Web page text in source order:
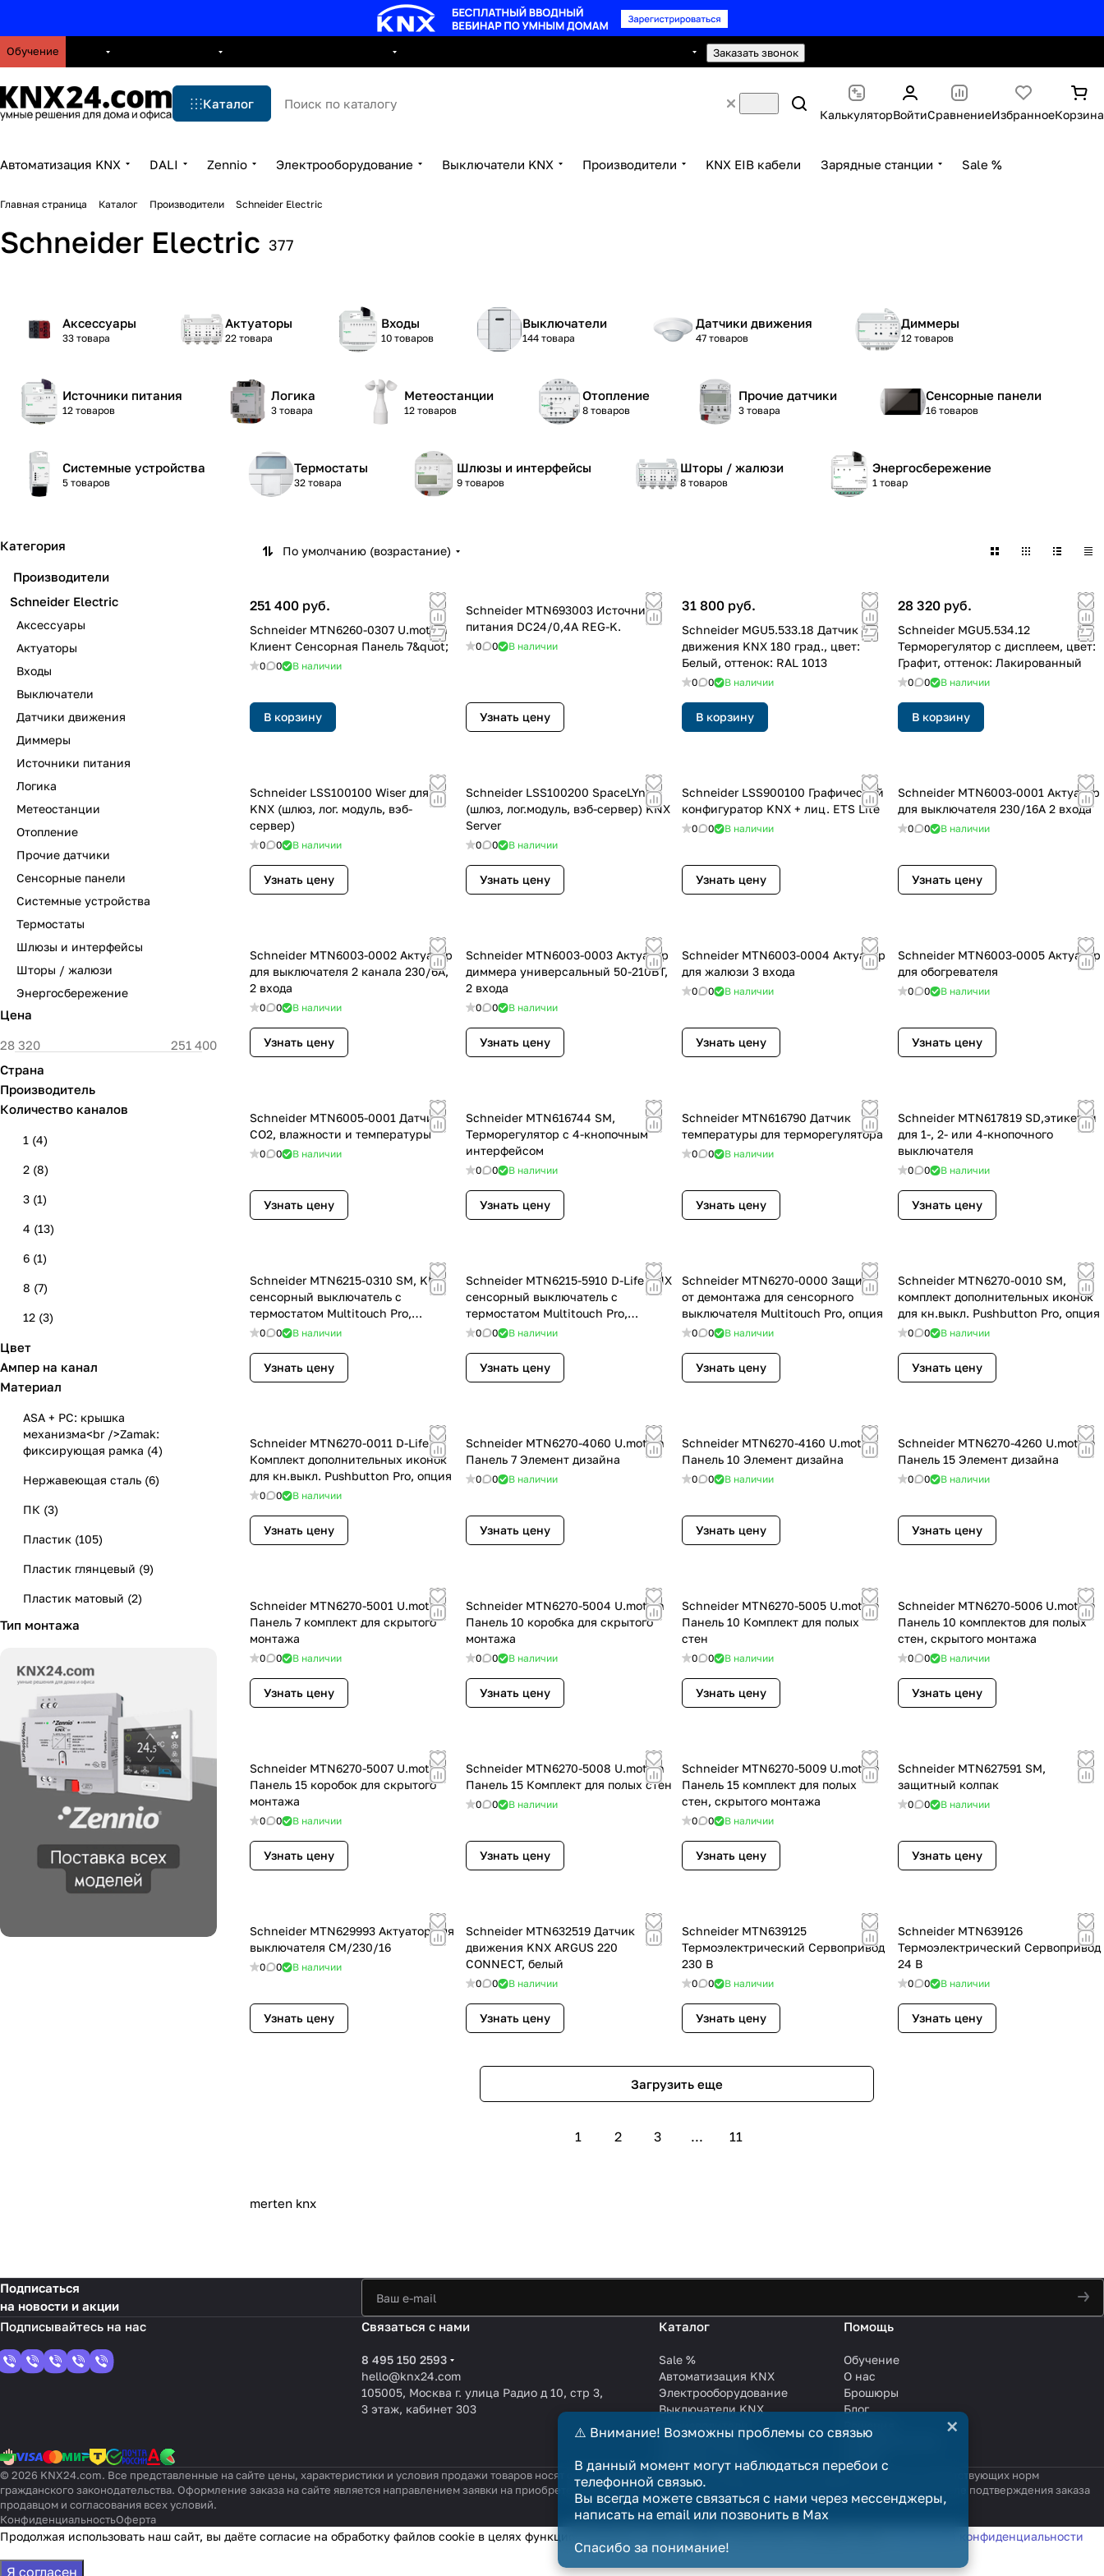
Обучение Заказать звонок
Каталог
КалькуляторВойтиСравнениеИзбранноеКорзина
Автоматизация KNX DALI Zennio Электрооборудование Выключатели KNX Производители KNX EIB кабели Зарядные станции Sale %
Главная страница Каталог Производители Schneider Electric
Schneider Electric 377
Аксессуары
33 товара
Актуаторы
22 товара
Входы
10 товаров
Выключатели
144 товара
Датчики движения
47 товаров
Диммеры
12 товаров
Источники питания
12 товаров
Логика
3 товара
Метеостанции
12 товаров
Отопление
8 товаров
Прочие датчики
3 товара
Сенсорные панели
16 товаров
Системные устройства
5 товаров
Термостаты
32 товара
Шлюзы и интерфейсы
9 товаров
Шторы / жалюзи
8 товаров
Энергосбережение
1 товар
По умолчанию (возрастание)
251 400 руб.
Schneider MTN6260-0307 U.motion
Клиент Сенсорная Панель 7&quot;
0 0 В наличии
В корзину
Schneider MTN693003 Источник
питания DC24/0,4A REG-K.
0 0 В наличии
Узнать цену
31 800 руб.
Schneider MGU5.533.18 Датчик
движения KNX 180 град., цвет:
Белый, оттенок: RAL 1013
0 0 В наличии
В корзину
28 320 руб.
Schneider MGU5.534.12
Терморегулятор с дисплеем, цвет:
Графит, оттенок: Лакированный
0 0 В наличии
В корзину
Schneider LSS100100 Wiser для
KNX (шлюз, лог. модуль, вэб-
сервер)
0 0 В наличии
Узнать цену
Schneider LSS100200 SpaceLYnk
(шлюз, лог.модуль, вэб-сервер) KNX
Server
0 0 В наличии
Узнать цену
Schneider LSS900100 Графический
конфигуратор KNX + лиц. ETS Lite
0 0 В наличии
Узнать цену
Schneider MTN6003-0001 Актуатор
для выключателя 230/16А 2 входа
0 0 В наличии
Узнать цену
Schneider MTN6003-0002 Актуатор
для выключателя 2 канала 230/6А,
2 входа
0 0 В наличии
Узнать цену
Schneider MTN6003-0003 Актуатор
диммера универсальный 50-210ВТ,
2 входа
0 0 В наличии
Узнать цену
Schneider MTN6003-0004 Актуатор
для жалюзи 3 входа
0 0 В наличии
Узнать цену
Schneider MTN6003-0005 Актуатор
для обогревателя
0 0 В наличии
Узнать цену
Schneider MTN6005-0001 Датчик
СО2, влажности и температуры
0 0 В наличии
Узнать цену
Schneider MTN616744 SM,
Терморегулятор с 4-кнопочным
интерфейсом
0 0 В наличии
Узнать цену
Schneider MTN616790 Датчик
температуры для терморегулятора
0 0 В наличии
Узнать цену
Schneider MTN617819 SD,этикетки
для 1-, 2- или 4-кнопочного
выключателя
0 0 В наличии
Узнать цену
Schneider MTN6215-0310 SM, KNX
сенсорный выключатель с
термостатом Multitouch Pro,
чёрный
0 0 В наличии
Узнать цену
Schneider MTN6215-5910 D-Life KNX
сенсорный выключатель с
термостатом Multitouch Pro,
черный
0 0 В наличии
Узнать цену
Schneider MTN6270-0000 Защита
от демонтажа для сенсорного
выключателя Multitouch Pro, опция
0 0 В наличии
Узнать цену
Schneider MTN6270-0010 SM,
комплект дополнительных иконок
для кн.выкл. Pushbutton Pro, опция
0 0 В наличии
Узнать цену
Schneider MTN6270-0011 D-Life
Комплект дополнительных иконок
для кн.выкл. Pushbutton Pro, опция
0 0 В наличии
Узнать цену
Schneider MTN6270-4060 U.motion
Панель 7 Элемент дизайна
0 0 В наличии
Узнать цену
Schneider MTN6270-4160 U.motion
Панель 10 Элемент дизайна
0 0 В наличии
Узнать цену
Schneider MTN6270-4260 U.motion
Панель 15 Элемент дизайна
0 0 В наличии
Узнать цену
Schneider MTN6270-5001 U.motion
Панель 7 комплект для скрытого
монтажа
0 0 В наличии
Узнать цену
Schneider MTN6270-5004 U.motion
Панель 10 коробка для скрытого
монтажа
0 0 В наличии
Узнать цену
Schneider MTN6270-5005 U.motion
Панель 10 Комплект для полых
стен
0 0 В наличии
Узнать цену
Schneider MTN6270-5006 U.motion
Панель 10 комплектов для полых
стен, скрытого монтажа
0 0 В наличии
Узнать цену
Schneider MTN6270-5007 U.motion
Панель 15 коробок для скрытого
монтажа
0 0 В наличии
Узнать цену
Schneider MTN6270-5008 U.motion
Панель 15 Комплект для полых стен
0 0 В наличии
Узнать цену
Schneider MTN6270-5009 U.motion
Панель 15 комплект для полых
стен, скрытого монтажа
0 0 В наличии
Узнать цену
Schneider MTN627591 SM,
защитный колпак
0 0 В наличии
Узнать цену
Schneider MTN629993 Актуатор для
выключателя СМ/230/16
0 0 В наличии
Узнать цену
Schneider MTN632519 Датчик
движения KNX ARGUS 220
CONNECT, белый
0 0 В наличии
Узнать цену
Schneider MTN639125
Термоэлектрический Сервопривод
230 В
0 0 В наличии
Узнать цену
Schneider MTN639126
Термоэлектрический Сервопривод
24 В
0 0 В наличии
Узнать цену
Загрузить еще
1 2 3 ... 11
merten knx
Категория
Производители
Schneider Electric
Аксессуары
Актуаторы
Входы
Выключатели
Датчики движения
Диммеры
Источники питания
Логика
Метеостанции
Отопление
Прочие датчики
Сенсорные панели
Системные устройства
Термостаты
Шлюзы и интерфейсы
Шторы / жалюзи
Энергосбережение
Цена
Страна
Производитель
Количество каналов
1 (4)
2 (8)
3 (1)
4 (13)
6 (1)
8 (7)
12 (3)
16
24 (1)
Цвет
Ампер на канал
Материал
ASA + PC: крышка
механизма<br />Zamak:
фиксирующая рамка (4)
Нержавеющая сталь (6)
ПК (3)
Пластик (105)
Пластик глянцевый (9)
Пластик матовый (2)
Пластиковый бриллиант
Поликарбонат блестящий
Стекло и пластик
Термопласт( 4)
Тип монтажа
Подписаться
на новости и акции
Связаться с нами
8 495 150 2593
hello@knx24.com
105005, Москва г. улица Радио д 10, стр 3,
3 этаж, кабинет 303
Каталог
Sale %
Автоматизация KNX
Электрооборудование
Выключатели KNX
Производители
KNX EIB кабели
Зарядные станции
Помощь
Обучение
О нас
Брошюры
Блог
Сотрудничество
Услуги
© 2026 KNX24.com. Все представленные на сайте цены, характеристики и условия продажи товаров носят справочный характер и не являются публичной офертой в смысле соответствующих норм
гражданского законодательства. Оформление заказа на сайте является направлением заявки на приобретение товара. Договор купли-продажи считается заключённым только после подтверждения заказа
продавцом и согласования всех условий.
КонфиденциальностьОферта
⚠️ Внимание! Возможны проблемы со связью
В данный момент могут наблюдаться перебои с
телефонной связью.
Вы всегда можете связаться с нами через мессенджеры,
написать на email или позвонить в Max
Спасибо за понимание!
×
Продолжая использовать наш сайт, вы даёте согласие на обработку файлов cookie в целях функционирования сайта и сбора статистики в соответствии с политикой конфиденциальности
Я согласен